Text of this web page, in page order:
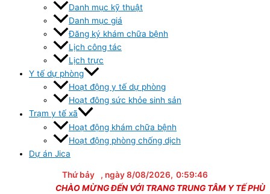
Danh mục kỹ thuật
Danh mục giá
Đăng ký khám chữa bệnh
Lịch công tác
Lịch trực
Y tế dự phòng
Hoạt động y tế dự phòng
Hoạt đông sức khỏe sinh sản
Trạm y tế xã
Hoạt động khám chữa bệnh
Hoạt động phòng chống dịch
Dự án Jica
Thứ bảy , ngày 8/08/2026, 0:59:47
CHÀO MỪNG ĐẾN VỚI TRANG TRUNG TÂM Y TẾ PHÙ